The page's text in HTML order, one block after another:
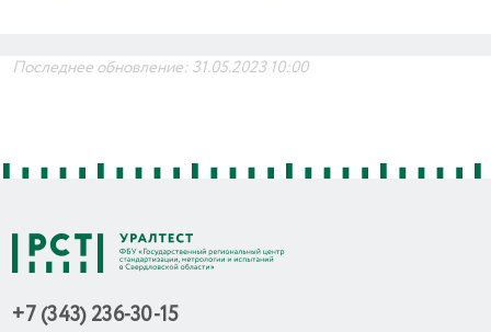
Последнее обновление: 31.05.2023 10:00
+7 (343) 236-30-15